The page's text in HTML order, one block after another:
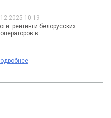
10:19
рейтинги белорусских
в...